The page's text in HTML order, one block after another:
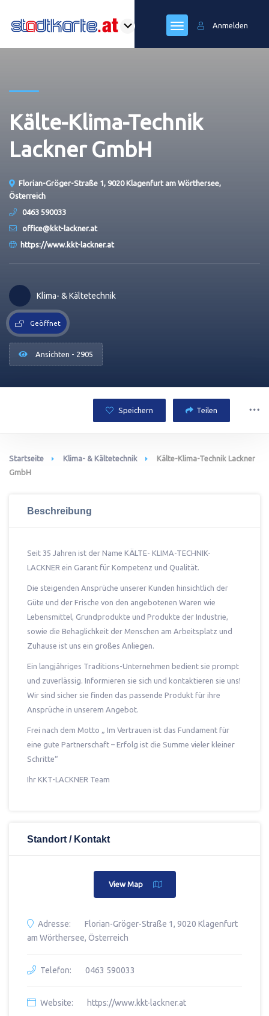
Anmelden
Kälte-Klima-Technik
Lackner GmbH
Florian-Gröger-Straße 1, 9020 Klagenfurt am Wörthersee,
Österreich
0463 590033
office@kkt-lackner.at
https://www.kkt-lackner.at
Klima- & Kältetechnik
Geöffnet
Ansichten - 2905
Speichern Teilen
Startseite Klima- & Kältetechnik
Kälte-Klima-Technik Lackner
GmbH
Beschreibung
Seit 35 Jahren ist der Name KÄLTE- KLIMA-TECHNIK-
LACKNER ein Garant für Kompetenz und Qualität.
Die steigenden Ansprüche unserer Kunden hinsichtlich der
Güte und der Frische von den angebotenen Waren wie
Lebensmittel, Grundprodukte und Produkte der Industrie,
sowie die Behaglichkeit der Menschen am Arbeitsplatz und
Zuhause ist uns ein großes Anliegen.
Ein langjähriges Traditions-Unternehmen bedient sie prompt
und zuverlässig. Informieren sie sich und kontaktieren sie uns!
Wir sind sicher sie finden das passende Produkt für ihre
Ansprüche in unserem Angebot.
Frei nach dem Motto „ Im Vertrauen ist das Fundament für
eine gute Partnerschaft – Erfolg ist die Summe vieler kleiner
Schritte“
Ihr KKT-LACKNER Team
Standort / Kontakt
View Map
Adresse:
Florian-Gröger-Straße 1, 9020 Klagenfurt
am Wörthersee, Österreich
Telefon: 0463 590033
Website: https://www.kkt-lackner.at